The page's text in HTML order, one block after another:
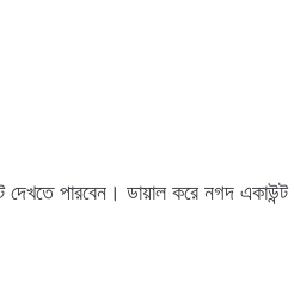
দেখতে পারবেন। ডায়াল করে নগদ একাউন্ট